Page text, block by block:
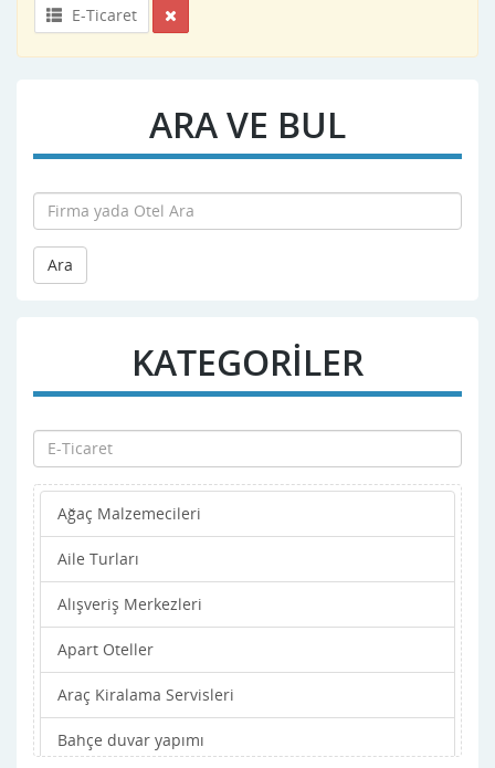
E-Ticaret
ARA VE BUL
Ara
KATEGORİLER
Ağaç Malzemecileri
Aile Turları
Alışveriş Merkezleri
Apart Oteller
Araç Kiralama Servisleri
Bahçe duvar yapımı